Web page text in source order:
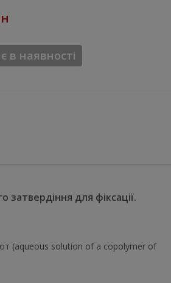
в наявності
для фіксації.
(aqueous solution of a copolymer of